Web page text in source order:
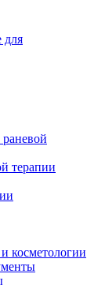
для
терапии
косметологии